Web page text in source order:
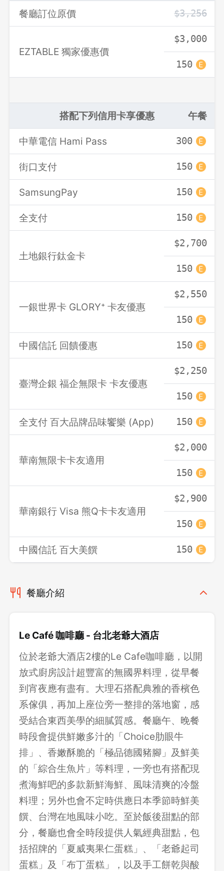
餐廳訂位原價 $3,256
EZTABLE 獨家優惠價
$3,000
150
搭配下列信用卡享優惠 午餐
中華電信 Hami Pass 300
街口支付 150
SamsungPay 150
全支付 150
土地銀行鈦金卡
$2,700
150
一銀世界卡 GLORY⁺ 卡友優惠
$2,550
150
中國信託 回饋優惠 150
臺灣企銀 福企無限卡 卡友優惠
$2,250
150
全支付 百大品牌品味饗樂 (App) 150
華南無限卡卡友適用
$2,000
150
華南銀行 Visa 熊Q卡卡友適用
$2,900
150
中國信託 百大美饌 150
餐廳介紹
Le Café 咖啡廳 - 台北老爺大酒店
位於老爺大酒店2樓的Le Cafe咖啡廳，以開
放式廚房設計超豐富的無國界料理，從早餐
到宵夜應有盡有。大理石搭配典雅的香檳色
系傢俱，再加上座位旁一整排的落地窗，感
受結合東西美學的細膩質感。餐廳午、晚餐
時段會提供鮮嫩多汁的「Choice肋眼牛
排」、香嫩酥脆的「極品德國豬腳」及鮮美
的「綜合生魚片」等料理，一旁也有搭配現
煮海鮮吧的多款新鮮海鮮、風味清爽的冷盤
料理；另外也會不定時供應日本季節時鮮美
饌、台灣在地風味小吃。至於飯後甜點的部
分，餐廳也會全時段提供人氣經典甜點，包
括招牌的「夏威夷果仁蛋糕」、「老爺起司
蛋糕」及「布丁蛋糕」，以及手工餅乾與酸
先不要 確認